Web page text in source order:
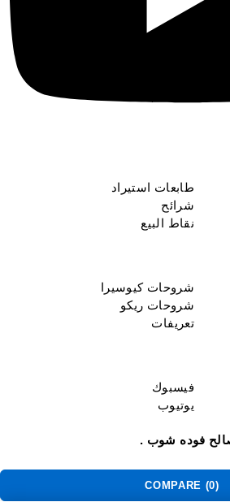
طابعات استيراد
شرائح
نقاط البيع
شروحات كيوسيرا
شروحات ريكو
تعريفات
فيسبوك
يوتيوب
فوده شوب .
COMPARE (0)